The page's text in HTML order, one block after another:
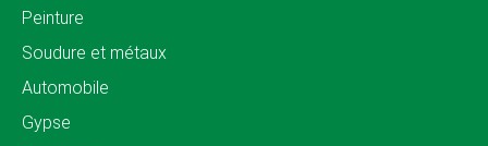
Peinture
Soudure et métaux
Automobile
Gypse